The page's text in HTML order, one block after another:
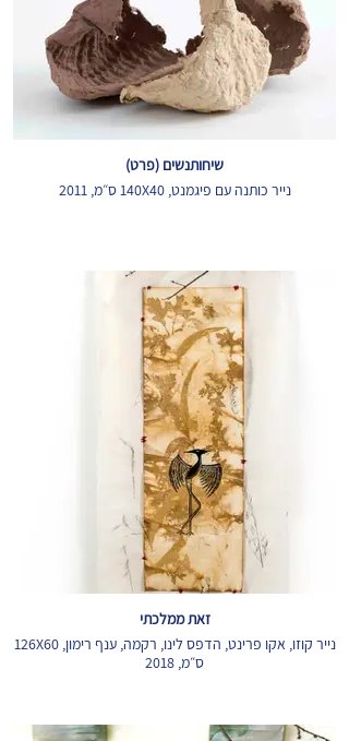
שיחותנשים (פרט)
נייר כותנה עם פיגמנט, 140X40 ס״מ, 2011
זאת ממלכתי
נייר קוזו, אקו פרינט, הדפס לינו, רקמה, ענף רימון, 126X60
ס״מ, 2018